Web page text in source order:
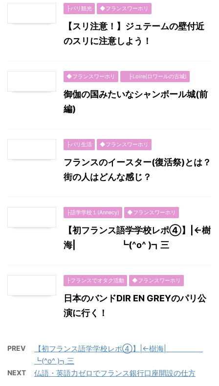
├パリ観光 ◆フランスワーホリ
【スリ注意！】ジュテームの壁付近
のスリに注意しよう！
◆フランスワーホリ ├Loire(ロワールの古城)
御伽の国みたいなシャンボール城(前
編)
├パリ生活 ◆フランスワーホリ
フランスのイースター(復活祭)とは？
街の人はどんな感じ？
├語学学校１(Annecy) ◆フランスワーホリ
【初フランス語学学校レポ④】|←樹
海| ┗(^o^ )┓三
├フランスでオタク活動 ◆フランスワーホリ
日本のバンドDIR EN GREYのパリ公
演に行く！
PREV
【初フランス語学学校レポ④】|←樹海|
┗(^o^ )┓三
NEXT 仏語・英語力ゼロでフランス銀行口座開設の仕方